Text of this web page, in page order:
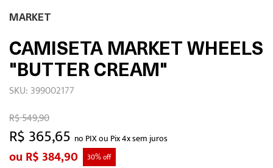
MARKET
CAMISETA MARKET WHEELS
"BUTTER CREAM"
SKU: 399002177
R$ 365,65 no PIX ou Pix 4x sem juros
R$ 549,90
R$ 384,90 30% off